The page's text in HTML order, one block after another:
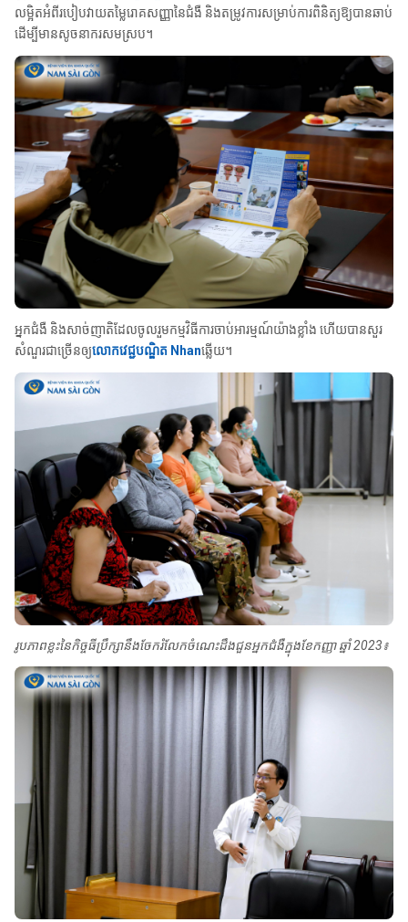
លម្អិតអំពីរបៀបវាយតម្លៃរោគសញ្ញានៃជំងឺ និងតម្រូវការសម្រាប់ការពិនិត្យឱ្យបានឆាប់
ដើម្បីមានសូចនាករសមស្រប។
អ្នក​ជំងឺ និង​សាច់​ញាតិ​ដែល​ចូល​រួម​កម្មវិធី​ការ​ចាប់​អារម្មណ៍​យ៉ាង​ខ្លាំង ហើយ​បាន​សួរ​
សំណួរ​ជា​ច្រើន​ឲ្យ​លោក​វេជ្ជបណ្ឌិត Nhanឆ្លើយ។
រូបភាពខ្លះនៃកិច្ចធីប្រឹក្សានឹងចែករំលែកចំណេះដឹងជួនអ្នកជំងឺក្នុងខែកញ្ញា ឆ្នាំ 2023៖